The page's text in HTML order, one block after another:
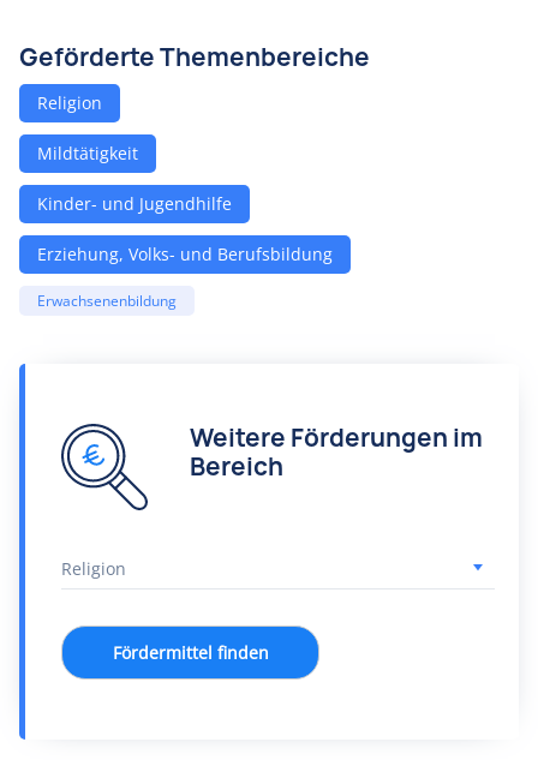
Geförderte Themenbereiche
Religion
Mildtätigkeit
Kinder- und Jugendhilfe
Erziehung, Volks- und Berufsbildung
Erwachsenenbildung
Weitere Förderungen im
Bereich
Fördermittel finden